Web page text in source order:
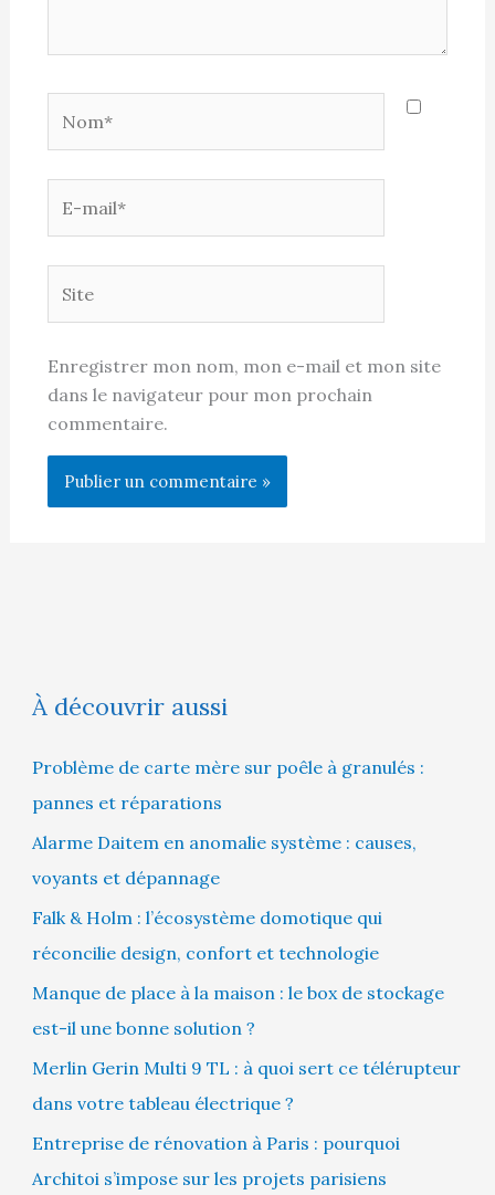
mail*
Enregistrer mon nom, mon e-mail et mon site
dans le navigateur pour mon prochain
commentaire.
À découvrir aussi
Problème de carte mère sur poêle à granulés :
pannes et réparations
Alarme Daitem en anomalie système : causes,
voyants et dépannage
Falk & Holm : l’écosystème domotique qui
réconcilie design, confort et technologie
Manque de place à la maison : le box de stockage
est-il une bonne solution ?
Merlin Gerin Multi 9 TL : à quoi sert ce télérupteur
dans votre tableau électrique ?
Entreprise de rénovation à Paris : pourquoi
Architoi s’impose sur les projets parisiens